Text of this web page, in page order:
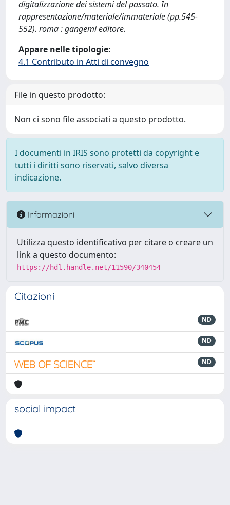
digitalizzazione dei sistemi del passato. In
rappresentazione/materiale/immateriale (pp.545-
552). roma : gangemi editore.
Appare nelle tipologie:
4.1 Contributo in Atti di convegno
File in questo prodotto:
Non ci sono file associati a questo prodotto.
I documenti in IRIS sono protetti da copyright e
tutti i diritti sono riservati, salvo diversa
indicazione.
Informazioni
Utilizza questo identificativo per citare o creare un
link a questo documento:
https://hdl.handle.net/11590/340454
Citazioni
ND
ND
ND
social impact